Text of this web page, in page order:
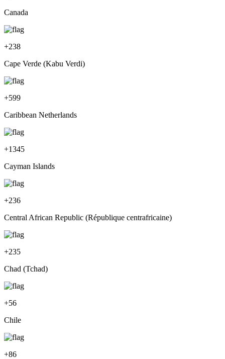
Canada
+238
Cape Verde (Kabu Verdi)
+599
Caribbean Netherlands
+1345
Cayman Islands
+236
Central African Republic (République centrafricaine)
+235
Chad (Tchad)
+56
Chile
+86